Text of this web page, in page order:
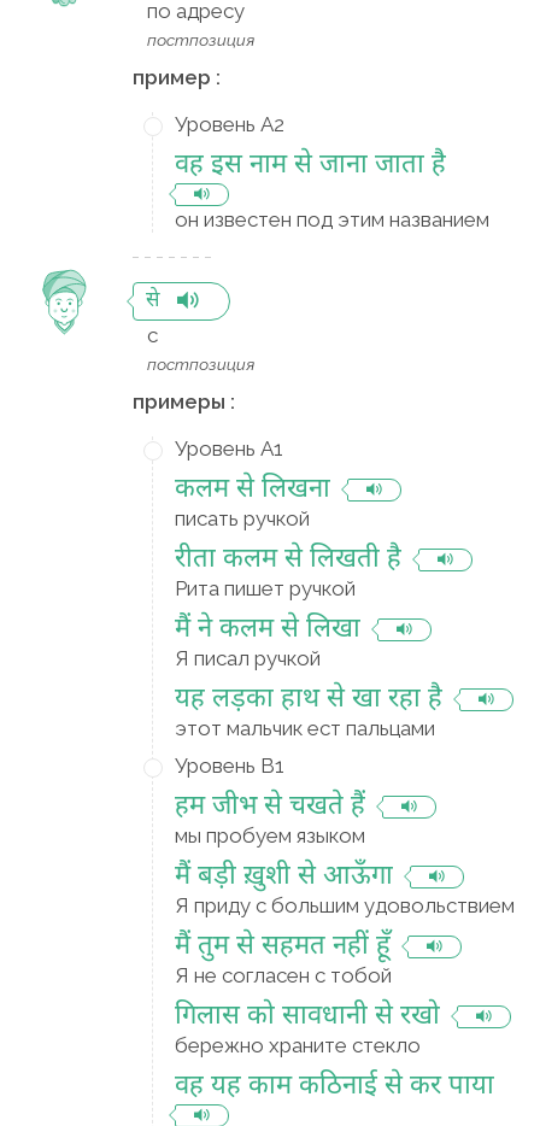
по адресу
постпозиция
пример :
Уровень A2
वह इस नाम से जाना जाता है
он известен под этим названием
से
с
постпозиция
примеры :
Уровень A1
कलम से लिखना
писать ручкой
रीता कलम से लिखती है
Рита пишет ручкой
मैं ने कलम से लिखा
Я писал ручкой
यह लड़का हाथ से खा रहा है
этот мальчик ест пальцами
Уровень B1
हम जीभ से चखते हैं
мы пробуем языком
मैं बड़ी ख़ुशी से आऊँगा
Я приду с большим удовольствием
मैं तुम से सहमत नहीं हूँ
Я не согласен с тобой
गिलास को सावधानी से रखो
бережно храните стекло
वह यह काम कठिनाई से कर पाया